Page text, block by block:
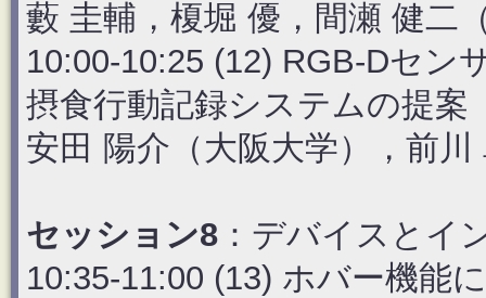
藪 圭輔，榎堀 優，間瀬 健二
10:00-10:25 (12) RGB-Dセン
摂食行動記録システムの提案
安田 陽介（大阪大学），前
セッション8 ：デバイスとイ
10:35-11:00 (13) ホバー機能